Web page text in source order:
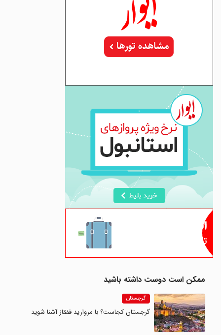
ممکن است دوست داشته باشید
گرجستان
گرجستان کجاست؟ با مروارید قفقاز آشنا شوید